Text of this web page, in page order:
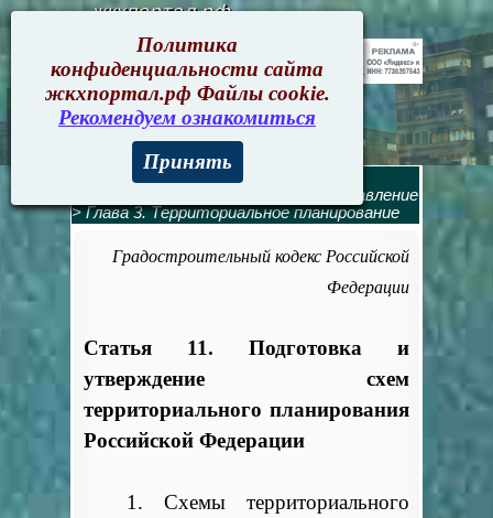
жкхпортал.рф
Градостроительн. кодекс
Градостроительный кодекс РФ. Оглавление
> Глава 3. Территориальное планирование
Градостроительный кодекс Российской
Федерации
Статья 11. Подготовка и
утверждение схем
территориального планирования
Российской Федерации
1. Схемы территориального
Политика
конфиденциальности сайта
жкхпортал.рф Файлы cookie.
Рекомендуем ознакомиться
Принять